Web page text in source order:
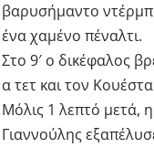
βαρυσήμαντο
ένα χαμένο πέναλτι.
Στο 9′ ο δικέφαλος
α τετ και τον
Μόλις 1 λεπτό μετά,
Γιαννούλης